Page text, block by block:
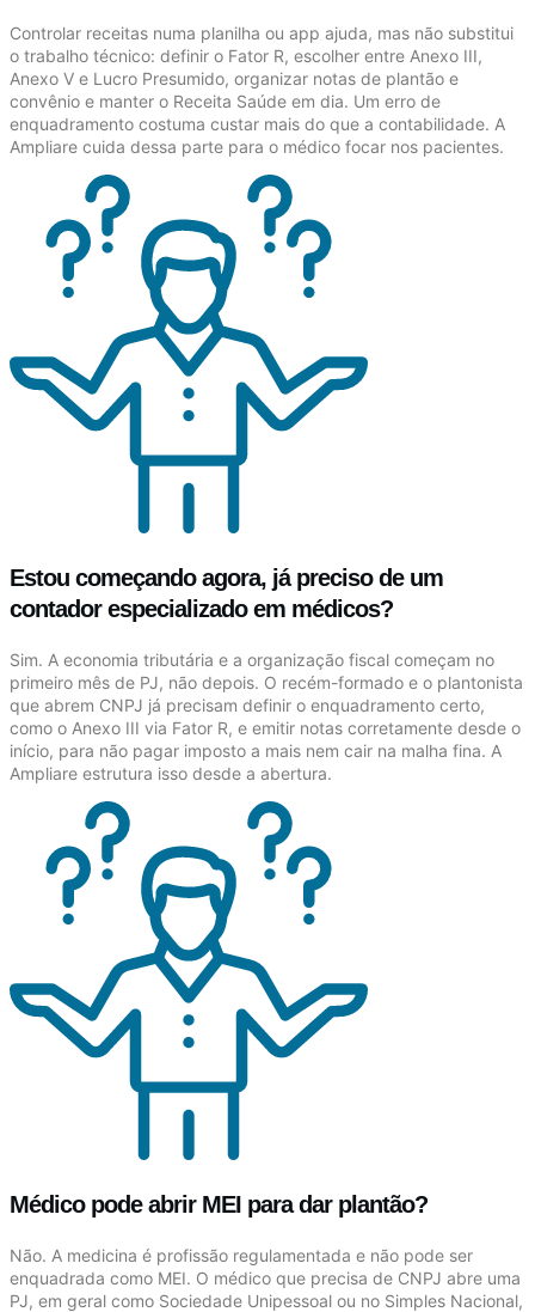
Controlar receitas numa planilha ou app ajuda, mas não substitui
o trabalho técnico: definir o Fator R, escolher entre Anexo III,
Anexo V e Lucro Presumido, organizar notas de plantão e
convênio e manter o Receita Saúde em dia. Um erro de
enquadramento costuma custar mais do que a contabilidade. A
Ampliare cuida dessa parte para o médico focar nos pacientes.
Estou começando agora, já preciso de um
contador especializado em médicos?
Sim. A economia tributária e a organização fiscal começam no
primeiro mês de PJ, não depois. O recém-formado e o plantonista
que abrem CNPJ já precisam definir o enquadramento certo,
como o Anexo III via Fator R, e emitir notas corretamente desde o
início, para não pagar imposto a mais nem cair na malha fina. A
Ampliare estrutura isso desde a abertura.
Médico pode abrir MEI para dar plantão?
Não. A medicina é profissão regulamentada e não pode ser
enquadrada como MEI. O médico que precisa de CNPJ abre uma
PJ, em geral como Sociedade Unipessoal ou no Simples Nacional,